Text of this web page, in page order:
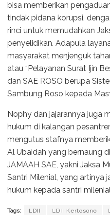
bisa memberikan
tindak pidana korupsi,
rinci untuk memudahkan
penyelidikan. Adapula
masyarakat menjenguk
atau “Pelayanan Surat Ijin
dan SAE ROSO berupa
Sambung Roso kepada
Nophy dan jajarannya juga
hukum di kalangan
mengutus stafnya
Al Ubaidah yang bernaung
JAMAAH SAE, yakni Jaksa
Santri Milenial, yang artinya
hukum kepada santri
Tags: LDII LDII Kertosono